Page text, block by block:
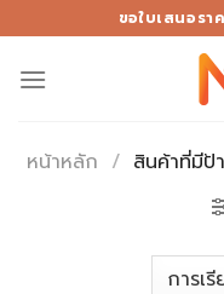
to
content
ขอใบเสนอรา
หน้าหลัก / สินค้าที่มีป้